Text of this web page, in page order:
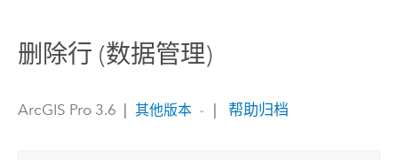
删除行 (数据管理)
ArcGIS Pro 3.6 其他版本 帮助归档